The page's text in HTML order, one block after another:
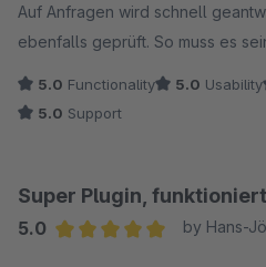
Auf Anfragen wird schnell
ebenfalls geprüft. So muss es
5.0 Functionality 5.0 Usability
5.0 Support
Super Plugin,
5.0
by Hans-